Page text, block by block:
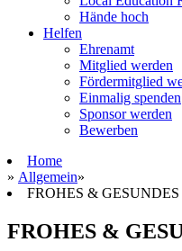
Hände hoch
Helfen
Ehrenamt
Mitglied werden
Fördermitglied
Einmalig spenden
Sponsor werden
Bewerben
Home
» Allgemein»
FROHES & GESUNDES
FROHES &